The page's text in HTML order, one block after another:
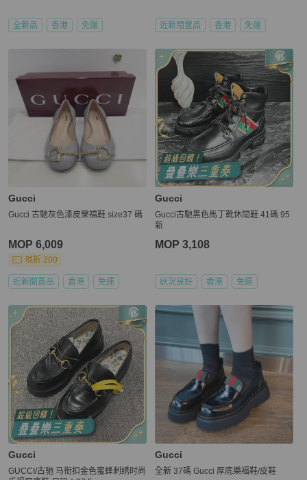
全新品 香港 免運 近新閒置品 香港 免運
Gucci
Gucci 古馳灰色漆皮樂福鞋 size37 碼
MOP 6,009
現折 200
近新閒置品 香港 免運
Gucci
Gucci古馳黑色馬丁靴休閒鞋 41碼 95
新
MOP 3,108
狀況良好 香港 免運
Gucci
GUCCI/古驰 马衔扣金色蜜蜂刺绣时尚
Gucci
全新 37碼 Gucci 厚底樂福鞋/皮鞋